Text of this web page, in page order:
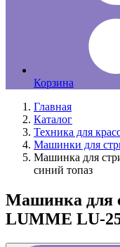
Корзина
Главная
Каталог
Техника для
Машинки для
Машинка для
синий топаз
Машинка для
LUMME LU-